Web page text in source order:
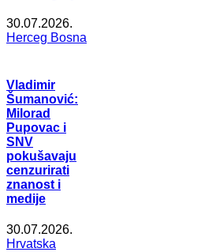
30.07.2026.
Herceg Bosna
Vladimir
Šumanović:
Milorad
Pupovac i
SNV
pokušavaju
cenzurirati
znanost i
medije
30.07.2026.
Hrvatska